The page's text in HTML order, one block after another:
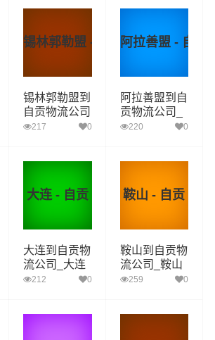
锡林郭勒盟 - 自贡
锡林郭勒盟到
自贡物流公司
_锡林郭勒盟
217 0
阿拉善盟 - 自贡
阿拉善盟到自
贡物流公司_
阿拉善盟到自
220 0
大连 - 自贡
大连到自贡物
流公司_大连
到自贡货运_
212 0
鞍山 - 自贡
鞍山到自贡物
流公司_鞍山
到自贡货运_
259 0